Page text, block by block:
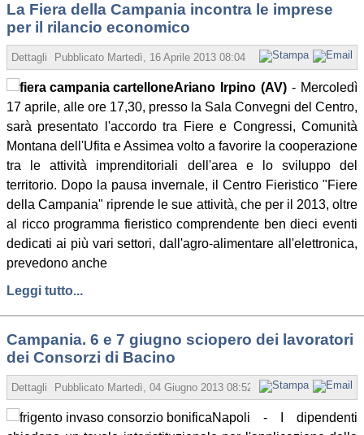
La Fiera della Campania incontra le imprese
per il rilancio economico
Dettagli Pubblicato Martedì, 16 Aprile 2013 08:04 Scritto da Redazione
Ariano Irpino (AV) - Mercoledì
17 aprile, alle ore 17,30, presso la Sala Convegni del Centro,
sarà presentato l'accordo tra Fiere e Congressi, Comunità
Montana dell'Ufita e Assimea volto a favorire la cooperazione
tra le attività imprenditoriali dell'area e lo sviluppo del
territorio. Dopo la pausa invernale, il Centro Fieristico "Fiere
della Campania" riprende le sue attività, che per il 2013, oltre
al ricco programma fieristico comprendente ben dieci eventi
dedicati ai più vari settori, dall'agro-alimentare all'elettronica,
prevedono anche
Leggi tutto...
Campania. 6 e 7 giugno sciopero dei lavoratori
dei Consorzi di Bacino
Dettagli Pubblicato Martedì, 04 Giugno 2013 08:52 Scritto da Redazione
Napoli - I dipendenti